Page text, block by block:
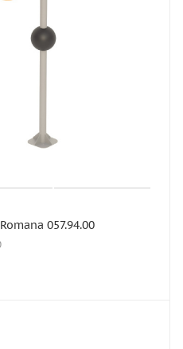
057.94.00